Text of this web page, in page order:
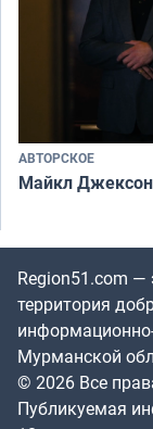
АВТОРСКОЕ
Майкл
Region51.com —
территория
Мурманской
© 2026 Все
Публикуемая